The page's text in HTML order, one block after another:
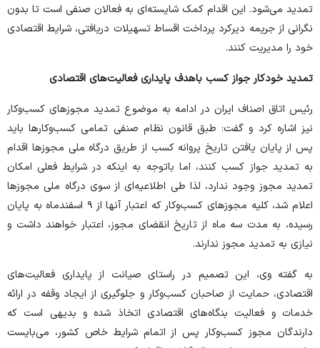
تمدید می‌شود. این اقدام کمک شایسته‌ای به فعالان صنفی است تا بدون
نگرانی از جریمه دیرکرد پرداخت اقساط تسهیلات دریافتی، شرایط اقتصادی
خود را مدیریت کنند.
تمدید خودکار جواز کسب باهدف پایداری فعالیت‌های اقتصادی
رئیس اتاق اصناف ایران در ادامه به موضوع تمدید مجوز‌های کسب‌وکار
نیز اشاره کرد و گفت: طبق قانون نظام صنفی تمامی کسب‌وکار‌ها باید
پس از پایان یافتن تاریخ پروانه کسب از طریق درگاه ملی مجوز‌ها اقدام
به تمدید جواز کسب کنند، اما باتوجه به اینکه در شرایط فعلی امکان
تمدید مجوز وجود ندارد، لذا طی اطلاعیه‌ای از سوی درگاه ملی مجوز‌ها
اعلام شد، کلیه مجوز‌های کسب‌وکار که اعتبار آنها از ۹ اسفندماه به پایان
رسیده، به مدت سه ماه از تاریخ انقضای مجوز، اعتبار خواهند داشت و
نیازی به تمدید مجوز ندارند.
به گفته وی، این تصمیم در راستای صیانت از پایداری فعالیت‌های
اقتصادی، حمایت از صاحبان کسب‌وکار و جلوگیری از ایجاد وقفه در ارائه
خدمات و فعالیت بنگاه‌های اقتصادی اتخاذ شده و بدیهی است که
دارندگان مجوز کسب‌وکار پس از اتمام شرایط خاص کشور، می‌بایست